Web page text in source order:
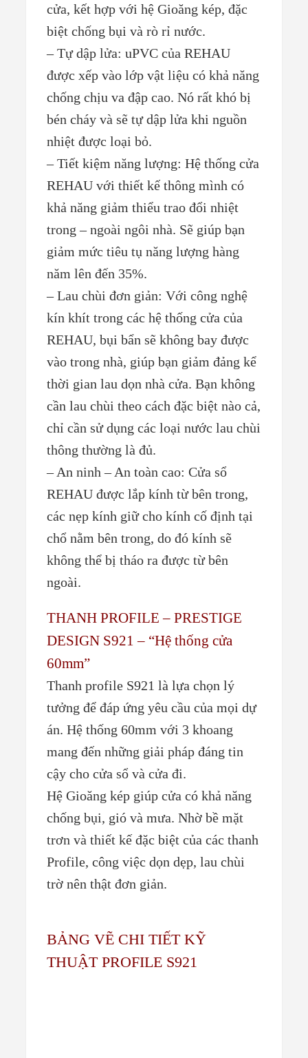
cửa, kết hợp với hệ Gioăng kép, đặc
biệt chống bụi và rò rỉ nước.
– Tự dập lửa: uPVC của REHAU
được xếp vào lớp vật liệu có khả năng
chống chịu va đập cao. Nó rất khó bị
bén cháy và sẽ tự dập lửa khi nguồn
nhiệt được loại bỏ.
– Tiết kiệm năng lượng: Hệ thống cửa
REHAU với thiết kế thông mình có
khả năng giảm thiểu trao đổi nhiệt
trong – ngoài ngôi nhà. Sẽ giúp bạn
giảm mức tiêu tụ năng lượng hàng
năm lên đến 35%.
– Lau chùi đơn giản: Với công nghệ
kín khít trong các hệ thống cửa của
REHAU, bụi bẩn sẽ không bay được
vào trong nhà, giúp bạn giảm đảng kể
thời gian lau dọn nhà cửa. Bạn không
cần lau chùi theo cách đặc biệt nào cả,
chỉ cần sử dụng các loại nước lau chùi
thông thường là đủ.
– An ninh – An toàn cao: Cửa sổ
REHAU được lắp kính từ bên trong,
các nẹp kính giữ cho kính cố định tại
chổ nằm bên trong, do đó kính sẽ
không thể bị tháo ra được từ bên
ngoài.
THANH PROFILE – PRESTIGE
DESIGN S921 – “Hệ thống cửa
60mm”
Thanh profile S921 là lựa chọn lý
tưởng để đáp ứng yêu cầu của mọi dự
án. Hệ thống 60mm với 3 khoang
mang đến những giải pháp đáng tin
cậy cho cửa sổ và cửa đi.
Hệ Gioăng kép giúp cửa có khả năng
chống bụi, gió và mưa. Nhờ bề mặt
trơn và thiết kế đặc biệt của các thanh
Profile, công việc dọn dẹp, lau chùi
trờ nên thật đơn giản.
BẢNG VẼ CHI TIẾT KỸ
THUẬT PROFILE S921